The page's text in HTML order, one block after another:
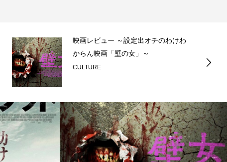
映画レビュー ～設定出オチのわけわ
からん映画「壁の女」～
CULTURE